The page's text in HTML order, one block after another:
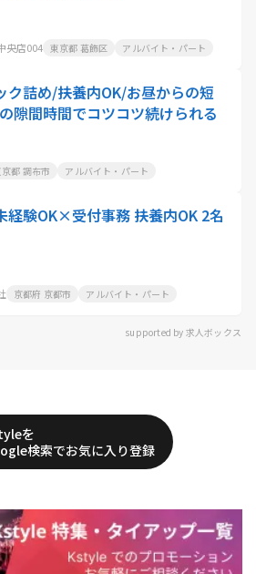
央店004 東京都 葛飾区 アルバイト・パート
ク詰め/扶養内OK/お昼からの短
隙間時間でコツコツ続けられる
都 調布市 アルバイト・パート
経験OK×受付事務 扶養内OK 2名
京都府 京都市 アルバイト・パート
supported by 求人ボックス
を
検索でお気に入り登録